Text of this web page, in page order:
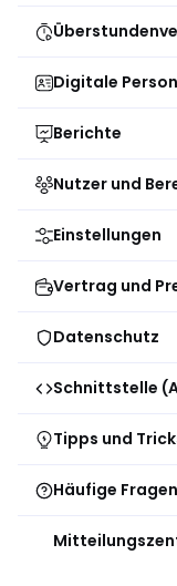
Digitale
Berichte
Nutzer und
Einstellungen
Vertrag und
Datenschutz
Schnittstelle
Tipps und
Häufige Fragen